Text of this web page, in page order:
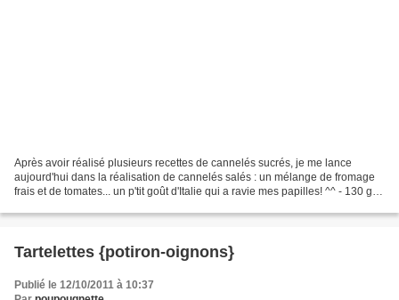
Après avoir réalisé plusieurs recettes de cannelés sucrés, je me lance
aujourd'hui dans la réalisation de cannelés salés : un mélange de fromage
frais et de tomates... un p'tit goût d'Italie qui a ravie mes papilles! ^^ - 130 g
Tartelettes {potiron-oignons}
Publié le 12/10/2011 à 10:37